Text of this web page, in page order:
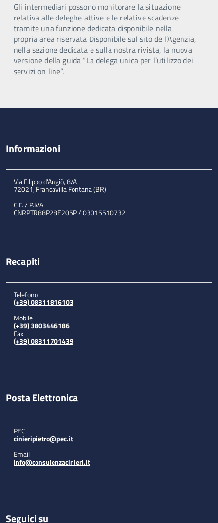
Gli intermediari possono monitorare la situazione
relativa alle deleghe attive e le relative scadenze
tramite una funzione dedicata disponibile nella
propria area riservata Disponibile sul sito dell’Agenzia,
nella sezione dedicata e sulla nostra rivista, la nuova
versione della guida “La delega unica per l’utilizzo dei
servizi on line”.
Informazioni
Via Filippo d'Angiò, 8/A
72021, Francavilla Fontana (BR)
C.F. / P.IVA
CNRPTR88P28E205P / 03015510732
Recapiti
Telefono
(+39) 08311816103
Mobile
(+39) 3803446186
Fax
(+39) 08311701439
Posta Elettronica
PEC
cinieripietro@pec.it
Email
info@consulenzacinieri.it
Seguici su